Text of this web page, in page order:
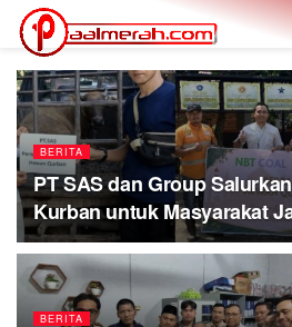
BERITA
PT SAS dan Group
Kurban untuk Masyarakat
BERITA